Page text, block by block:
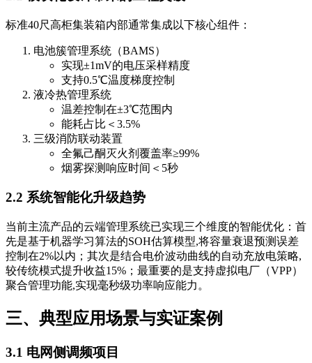
标准40尺高柜集装箱内部通常集成以下核心组件：
电池簇管理系统（BAMS）
实现±1mV的电压采样精度
支持0.5℃温度梯度控制
液冷热管理系统
温差控制在±3℃范围内
能耗占比＜3.5%
三级消防联动装置
全氟己酮灭火剂覆盖率≥99%
烟雾探测响应时间＜5秒
2.2 系统智能化升级趋势
当前主流产品的云端管理系统已实现三个维度的智能优化：首
先是基于机器学习算法的SOH估算模型,将容量衰退预测误差
控制在2%以内；其次是结合电价波动曲线的自动充放电策略,
较传统模式提升收益15%；最重要的是支持虚拟电厂（VPP）
聚合管理功能,实现毫秒级功率响应能力。
三、典型应用场景与实证案例
3.1 电网侧调频项目